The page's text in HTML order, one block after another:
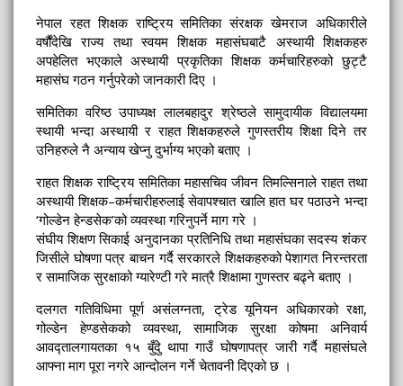
नेपाल रहत शिक्षक राष्ट्रिय समितिका संरक्षक खेमराज अधिकारीले
वर्षौंदेखि राज्य तथा स्वयम शिक्षक महासंघबाटै अस्थायी शिक्षकहरु
अपहेलित भएकाले अस्थायी प्रकृतिका शिक्षक कर्मचारिहरुको छुट्टै
महासंघ गठन गर्नुपरेको जानकारी दिए ।
समितिका वरिष्ठ उपाध्यक्ष लालबहादुर श्रेष्ठले सामुदायीक विद्यालयमा
स्थायी भन्दा अस्थायी र राहत शिक्षकहरुले गुणस्तरीय शिक्षा दिने तर
उनिहरुले नै अन्याय खेप्नु दुर्भाग्य भएको बताए ।
राहत शिक्षक राष्ट्रिय समितिका महासचिव जीवन तिमल्सिनाले राहत तथा
अस्थायी शिक्षक–कर्मचारीहरुलाई सेवापश्चात खालि हात घर पठाउने भन्दा
‘गोल्डेन हेन्डसेक’को व्यवस्था गरिनुपर्ने माग गरे ।
संघीय शिक्षण सिकाई अनुदानका प्रतिनिधि तथा महासंघका सदस्य शंकर
जिसीले घोषणा पत्र बाचन गर्दै सरकारले शिक्षकहरुको पेशागत निरन्तरता
र सामाजिक सुरक्षाको ग्यारेण्टी गरे मात्रै शिक्षामा गुणस्तर बढ्ने बताए ।
दलगत गतिविधिमा पूर्ण असंलग्नता, ट्रेड यूनियन अधिकारको रक्षा,
गोल्डेन हेण्डसेकको व्यवस्था, सामाजिक सुरक्षा कोषमा अनिवार्य
आवद्तालगायतका १५ बुँदुे थापा गाउँ घोषणापत्र जारी गर्दै महासंघले
आफ्ना माग पूरा नगरे आन्दोलन गर्ने चेतावनी दिएको छ ।